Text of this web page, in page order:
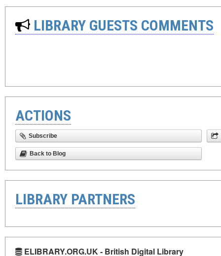
LIBRARY GUESTS COMMENTS
ACTIONS
Subscribe
Back to Blog
LIBRARY PARTNERS
ELIBRARY.ORG.UK - British Digital Library